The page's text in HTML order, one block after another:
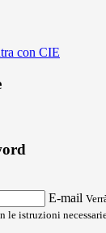
con CIE
E-mail
le istruzioni